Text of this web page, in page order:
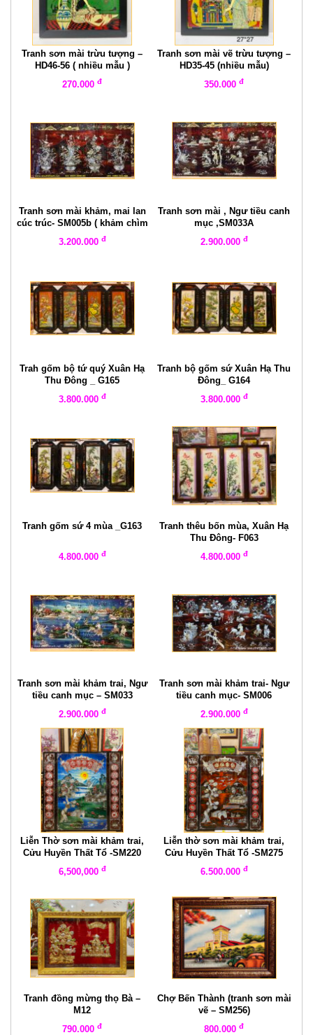
Tranh sơn mài trừu tượng –
HD46-56 ( nhiều mẫu )
270.000 đ
Tranh sơn mài vẽ trừu tượng –
HD35-45 (nhiều mẫu)
350.000 đ
Tranh sơn mài khảm, mai lan
cúc trúc- SM005b ( khảm chìm
3.200.000 đ
Tranh sơn mài , Ngư tiều canh
mục ,SM033A
2.900.000 đ
Trah gốm bộ tứ quý Xuân Hạ
Thu Đông _ G165
3.800.000 đ
Tranh bộ gốm sứ Xuân Hạ Thu
Đông_ G164
3.800.000 đ
Tranh gốm sứ 4 mùa _G163
4.800.000 đ
Tranh thêu bốn mùa, Xuân Hạ
Thu Đông- F063
4.800.000 đ
Tranh sơn mài khảm trai, Ngư
tiều canh mục – SM033
2.900.000 đ
Tranh sơn mài khảm trai- Ngư
tiều canh mục- SM006
2.900.000 đ
Liễn Thờ sơn mài khảm trai,
Cửu Huyền Thất Tổ -SM220
6,500,000 đ
Liễn thờ sơn mài khảm trai,
Cửu Huyền Thất Tổ -SM275
6.500.000 đ
Tranh đồng mừng thọ Bà –
M12
790.000 đ
Chợ Bến Thành (tranh sơn mài
vẽ – SM256)
800.000 đ